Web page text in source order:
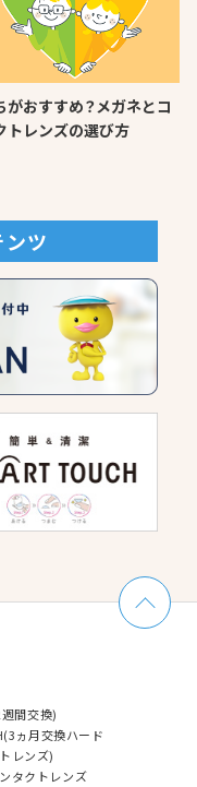
がおすすめ？メガネとコ
トレンズの選び方
ツ
間交換)
ヵ月交換ハード
レンズ)
タクトレンズ